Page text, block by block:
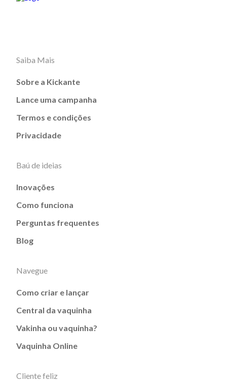
Saiba Mais
Sobre a Kickante
Lance uma campanha
Termos e condições
Privacidade
Baú de ideias
Inovações
Como funciona
Perguntas frequentes
Blog
Navegue
Como criar e lançar
Central da vaquinha
Vakinha ou vaquinha?
Vaquinha Online
Cliente feliz